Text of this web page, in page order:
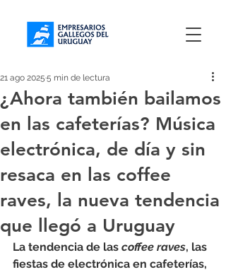
¿Ahora también bailamos
en las cafeterías? Música
electrónica, de día y sin
resaca en las coffee
raves, la nueva tendencia
que llegó a Uruguay
21 ago 2025 5 min de lectura
La tendencia de las coffee raves, las
fiestas de electrónica en cafeterías,